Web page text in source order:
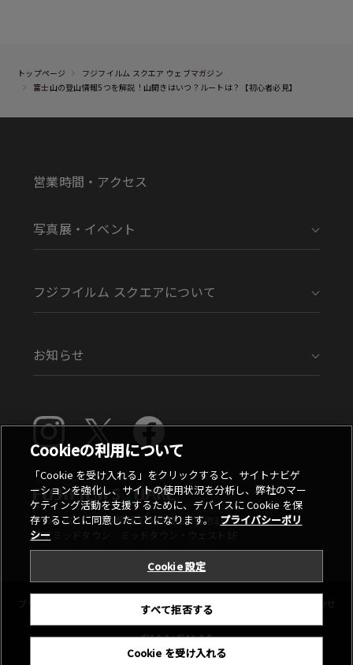
トップページ
フジフイルム スクエア ウェブマガジン
富士山の登山情報5つを解説！山開きはいつ？ルートは？【初心者必見】
営業時間・アクセス
写真展・イベント
フジフイルム スクエアについて
お知らせ
〒107-0052 東京都港区赤坂9丁目7番地3号
東京ミッドタウン ミッドタウン・ウェスト1F
©FUJIFILM Corporation
プライバシーポリシー ご利用条件 お問い合わせ
Cookieの利用について
「Cookie を受け入れる」をクリックすると、サイトナビゲ
ーションを強化し、サイトの使用状況を分析し、弊社のマー
ケティング活動を支援するために、デバイスに Cookie を保
存することに同意したことになります。
プライバシーポリ
シー
Cookie 設定
すべて拒否する
Cookie を受け入れる